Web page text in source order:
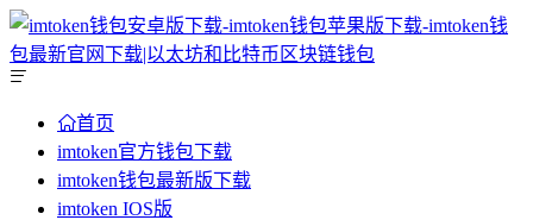
首页
imtoken官方钱包下载
imtoken钱包最新版下载
imtoken IOS版